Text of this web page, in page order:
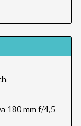
180 mm f/4,5